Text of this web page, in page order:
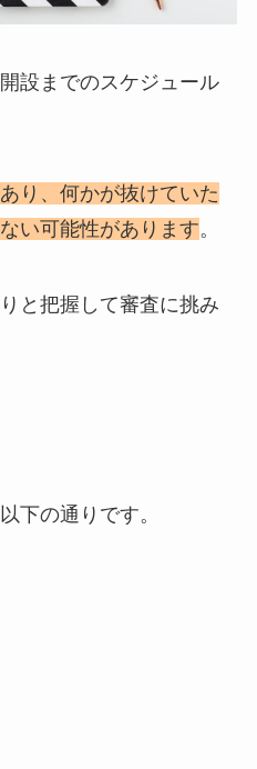
設までのスケジュール
り、何かが抜けていた
い可能性があります。
と把握して審査に挑み
下の通りです。